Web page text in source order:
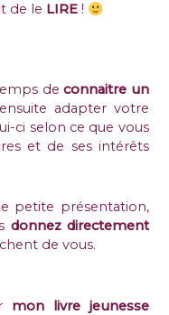
de le LIRE !
deconnaitre un
adapter votre
ci selon ce que vous
et de ses intérêts
petite présentation,
donnez directement
de vous.
mon livre jeunesse